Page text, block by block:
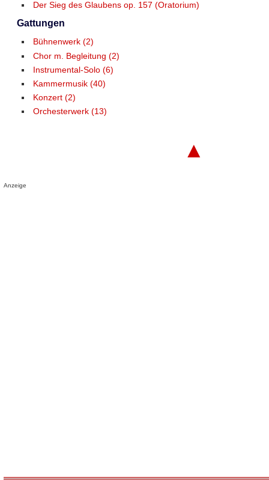
Der Sieg des Glaubens op. 157 (Oratorium)
Gattungen
Bühnenwerk (2)
Chor m. Begleitung (2)
Instrumental-Solo (6)
Kammermusik (40)
Konzert (2)
Orchesterwerk (13)
▲
Anzeige